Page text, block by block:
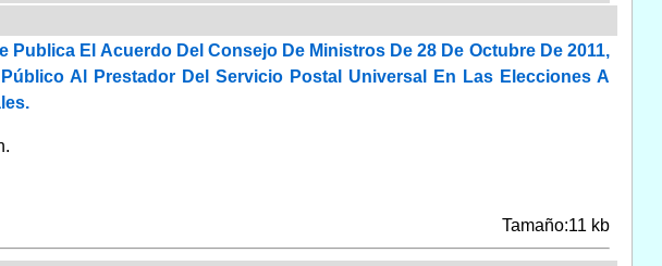
Publica El Acuerdo Del Consejo De Ministros De 28 De Octubre De 2011,
Al Prestador Del Servicio Postal Universal En Las Elecciones A
Tamaño:11 kb